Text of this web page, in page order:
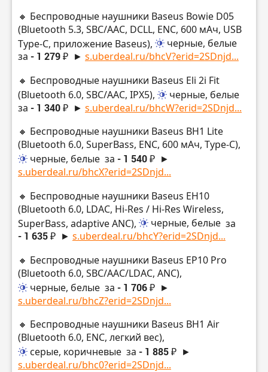
🔸 Беспроводные наушники Baseus Bowie D05
(Bluetooth 5.3, SBC/AAC, DCLL, ENC, 600 мАч, USB
Type-C, приложение Baseus),
черные, белые
за - 1 279 ₽ ► s.uberdeal.ru/bhcV?erid=2SDnjd...
🔸 Беспроводные наушники Baseus Eli 2i Fit
(Bluetooth 6.0, SBC/AAC, IPX5),
черные, белые
за - 1 340 ₽ ► s.uberdeal.ru/bhcW?erid=2SDnjd...
🔸 Беспроводные наушники Baseus BH1 Lite
(Bluetooth 6.0, SuperBass, ENC, 600 мАч, Type-C),
черные, белые за - 1 540 ₽ ►
s.uberdeal.ru/bhcX?erid=2SDnjd...
🔸 Беспроводные наушники Baseus EH10
(Bluetooth 6.0, LDAC, Hi-Res / Hi-Res Wireless,
SuperBass, adaptive ANC),
черные, белые за
- 1 635 ₽ ► s.uberdeal.ru/bhcY?erid=2SDnjd...
🔸 Беспроводные наушники Baseus EP10 Pro
(Bluetooth 6.0, SBC/AAC/LDAC, ANC),
черные, белые за - 1 706 ₽ ►
s.uberdeal.ru/bhcZ?erid=2SDnjd...
🔸 Беспроводные наушники Baseus BH1 Air
(Bluetooth 6.0, ENC, легкий вес),
серые, коричневые за - 1 885 ₽ ►
s.uberdeal.ru/bhc0?erid=2SDnjd...